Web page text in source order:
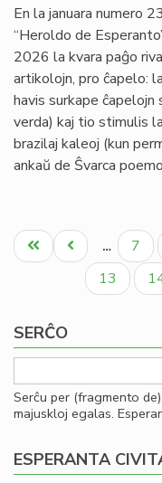
En la januara numero
“Heroldo de
2026 la kvara paĝo
artikolojn, pro ĉapelo:
havis surkape ĉapelojn
verda) kaj tio stimulis
brazilaj kaleoj (kun
ankaŭ de Ŝvarca
Pagination
Unua
paĝo
Antaŭa
paĝo
… Paĝo
7
Paĝo
13
SERĈO
Serĉu per (fragmento
majuskloj egalas.
ESPERANTA